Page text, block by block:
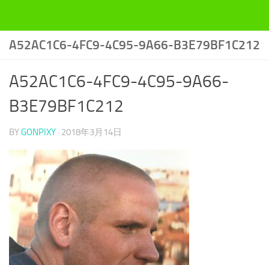
A52AC1C6-4FC9-4C95-9A66-B3E79BF1C212
A52AC1C6-4FC9-4C95-9A66-
B3E79BF1C212
BYGONPIXY · 2018年3月14日